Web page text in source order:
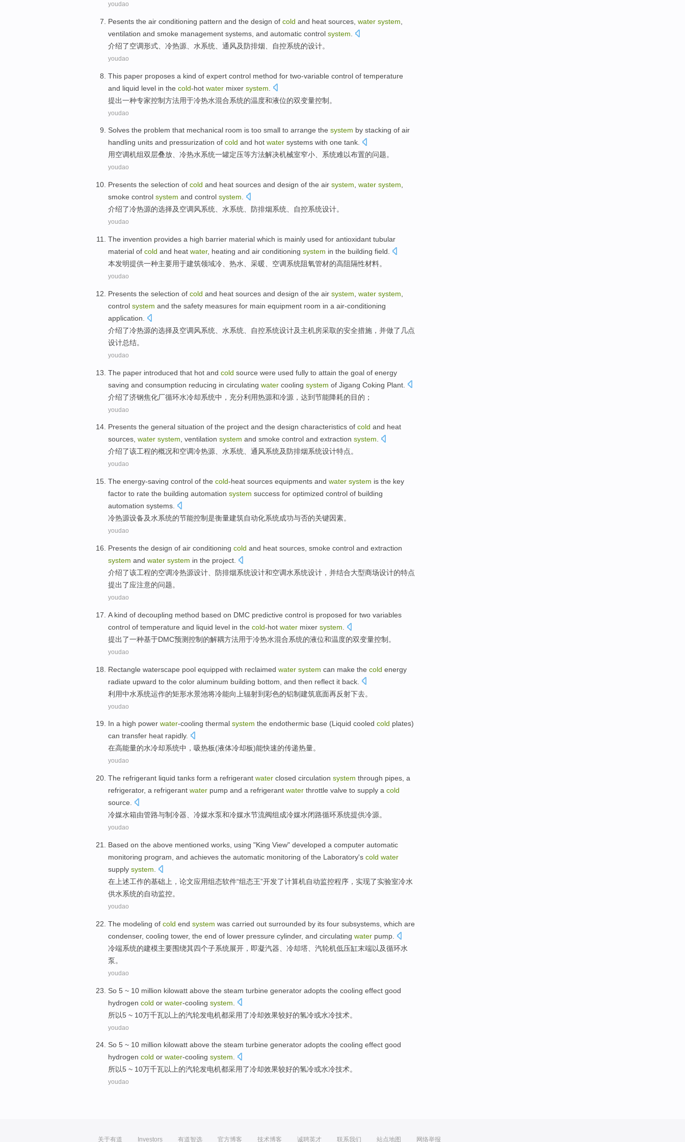
youdao
Pesents the air conditioning pattern and the design of cold and heat sources water system
ventilation and smoke management systems, and automatic control system
介绍了空调形式 冷热源 水系统 通风及防排烟 自控系统的设计。
youdao
This paper proposes a kind of expert control method for two-variable control of temperature
and liquid level in the cold-hot water mixer system
提出一种专家控制方法用于冷热水混合系统的温度和液位的双变量控制。
youdao
Solves the problem that mechanical room is too small to arrange the system by stacking of air
handling units and pressurization of cold and hot water systems with one tank.
用空调机组双层叠放、 冷热水系统一罐定压等方法解决机械室窄小、 系统难以布置的问题。
youdao
Presents the selection of cold and heat sources and design of the air system water system
smoke control system and control system
介绍了冷热源的选择及空调 风系统 水系统、 防排烟系统、 自控系统设计。
youdao
The invention provides a high barrier material which is mainly used for antioxidant tubular
material of cold and heat water, heating and air conditioning system in the building field
本发明提供一种主要用于建筑领域冷 热水 采暖 空调系统阻氧管材的高阻隔性材料。
youdao
Presents the selection of cold and heat sources and design of the air system water system
control system and the safety measures for main equipment room in a air-conditioning
application.
介绍了冷热源的选择及空调风系统 水系统、自控系统设计及主机房采取的安全措施 ，并做了几点
设计总结。
youdao
The paper introduced that hot and cold source were used fully to attain the goal of energy
saving and consumption reducing in circulating water cooling system of Jigang Coking Plant
介绍了济钢焦化厂循环水冷却系统中 ， 充分利用热源和冷源 ， 达到节能降耗的目的 ；
youdao
Presents the general situation of the project and the design characteristics of cold and heat
sources, water system, ventilation system and smoke control and extraction system.
介绍了该工程的概况和空调冷热源、 水系统、 通风系统及防排烟系统设计特点。
youdao
The energy-saving control of the cold-heat sources equipments and water system is the key
factor to rate the building automation system success for optimized control of building
automation systems.
冷热源设备及水系统的节能控制是衡量建筑自动化系统成功与否的关键因素。
youdao
Presents the design of air conditioning cold and heat sources smoke control and extraction
system and water system in the project
介绍了该工程的空调冷热源设计 、防排烟系统设计和空调水系统设计，并结合大型商场设计的特点
提出了应注意的问题。
youdao
Akind of decoupling method based on DMC predictive control is proposed for two variables
control of temperature and liquid level in the cold-hot water mixer system
提出了一种基于DMC预测控制 的解耦方法用于冷热水混合系统的液位和温度的双变量控制。
youdao
Rectangle waterscape pool equipped with reclaimed water system can make the cold energy
radiate upward to the color aluminum building bottom, and then reflect it back
利用中水系统运作的矩形水景池将冷能向上辐射到彩色的铝制建筑底面再反射下去。
youdao
In a high power water-cooling thermal system the endothermic base (Liquid cooled cold plates)
can transfer heat rapidly.
在高能量的水冷却系统中， 吸热板(液体冷却板)能快速的传递热量。
youdao
The refrigerant liquid tanks form a refrigerant water closed circulation system through pipes, a
refrigerator, a refrigerant water pump and a refrigerant water throttle valve to supply a cold
source
冷媒水箱由管路与制冷器、冷媒水泵和冷媒水节流阀组成冷媒水闭路循环系统提供冷源。
youdao
Based on the above mentioned works using "King View" developed a computer automatic
monitoring program , and achieves the automatic monitoring of the Laboratory's cold water
supply system
在 上述工作的基础 上 ，论文应用组态软件“组态王”开发了计算机自动监控程序 ， 实现了实验室冷水
供水系统的自动监控。
youdao
The modeling of cold end system was carried out surrounded by its four subsystems which are
condenser, cooling tower, the end of lower pressure cylinder, and circulating water pump
冷端系统的建模主要围绕其四个子系统展开， 即凝汽器、 冷却塔 、汽轮机低压缸末端以及循环水
泵。
youdao
So 5 ~ 10 million kilowatt above the steam turbine generator adopts the cooling effect good
hydrogen cold or water-cooling system
所以5 ~ 10万千瓦以上的汽轮发电机都采用了冷却效果较好的氢冷或水冷技术。
youdao
So 5 ~ 10 million kilowatt above the steam turbine generator adopts the cooling effect good
hydrogen cold or water-cooling system.
所以5 ~ 10万千瓦以上的汽轮发电机都采用了冷却效果较好的氢冷或水冷技术。
youdao
关于有道 Investors 有道智选 官方博客 技术博客 诚聘英才 联系我们 站点地图 网络举报